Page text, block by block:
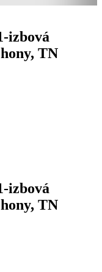
izbová
TN
izbová
TN